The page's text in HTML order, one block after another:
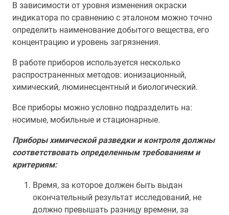
В зависимости от уровня изменения окраски
индикатора по сравнению с эталоном можно точно
определить наименование добытого вещества, его
концентрацию и уровень загрязнения.
В работе приборов используется несколько
распространенных методов: ионизационный,
химический, люминесцентный и биологический.
Все приборы можно условно подразделить на:
носимые, мобильные и стационарные.
Приборы химической разведки и контроля должны
соответствовать определенным требованиям и
критериям:
Время, за которое должен быть выдан
окончательный результат исследований, не
должно превышать разницу времени, за